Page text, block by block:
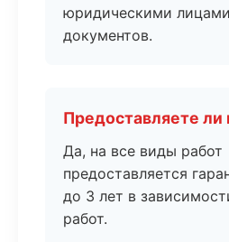
юридическими
документов.
Предоставляете ли
Да, на все виды работ
предоставляется
до 3 лет в
работ.